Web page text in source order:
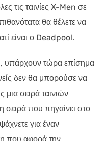
τις ταινίες X-Men σε
θα θέλετε να
είναι ο Deadpool.
υπάρχουν τώρα επίσημα
δεν θα μπορούσε να
μια σειρά ταινιών
σειρά που πηγαίνει στο
για έναν
που αφορά την